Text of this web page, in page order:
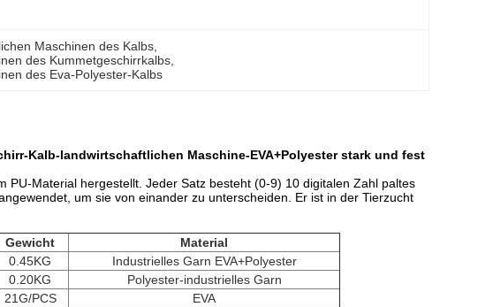
Maschinen des Kalbs
des Kummetgeschirrkalbs
des Eva-Polyester-Kalbs
Kalb-landwirtschaftlichen Maschine-EVA+Polyester stark und fest
PU-Material hergestellt. Jeder Satz besteht (0-9) 10 digitalen Zahl paltes
um sie von einander zu unterscheiden. Er ist in der Tierzucht
Gewicht
Material
0.45KG
Industrielles Garn EVA+Polyester
0.20KG
Polyester-industrielles Garn
21G/PCS
EVA